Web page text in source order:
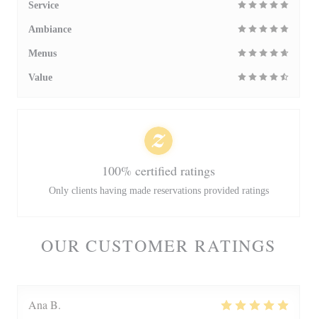
OUR CUSTOMER RATINGS
Ana B
Service
Ambiance
Menus
Value
100% certified ratings
Only clients having made reservations provided ratings